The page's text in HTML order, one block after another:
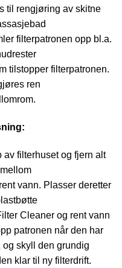
til rengjøring av skitne
filterpatronen opp bl.a.
tilstopper filterpatronen.
ren
av filterhuset og fjern alt
vann. Plasser deretter
Cleaner og rent vann
patronen når den har
og skyll den grundig
klar til ny filterdrift.